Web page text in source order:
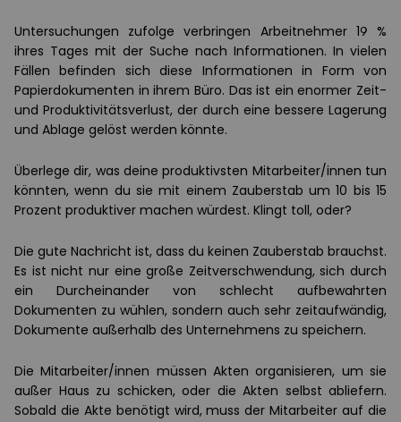
Untersuchungen zufolge verbringen Arbeitnehmer 19 %
ihres Tages mit der Suche nach Informationen. In vielen
Fällen befinden sich diese Informationen in Form von
Papierdokumenten in ihrem Büro. Das ist ein enormer Zeit-
und Produktivitätsverlust, der durch eine bessere Lagerung
und Ablage gelöst werden könnte.
Überlege dir, was deine produktivsten Mitarbeiter/innen tun
könnten, wenn du sie mit einem Zauberstab um 10 bis 15
Prozent produktiver machen würdest. Klingt toll, oder?
Die gute Nachricht ist, dass du keinen Zauberstab brauchst.
Es ist nicht nur eine große Zeitverschwendung, sich durch
ein Durcheinander von schlecht aufbewahrten
Dokumenten zu wühlen, sondern auch sehr zeitaufwändig,
Dokumente außerhalb des Unternehmens zu speichern.
Die Mitarbeiter/innen müssen Akten organisieren, um sie
außer Haus zu schicken, oder die Akten selbst abliefern.
Sobald die Akte benötigt wird, muss der Mitarbeiter auf die